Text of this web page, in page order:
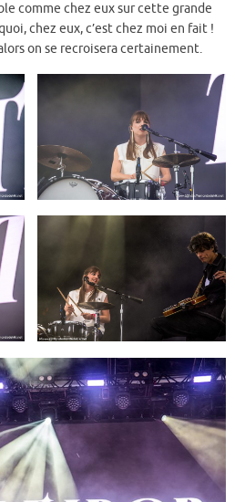
comme chez eux sur cette grande
chez eux, c’est chez moi en fait !
on se recroisera certainement.